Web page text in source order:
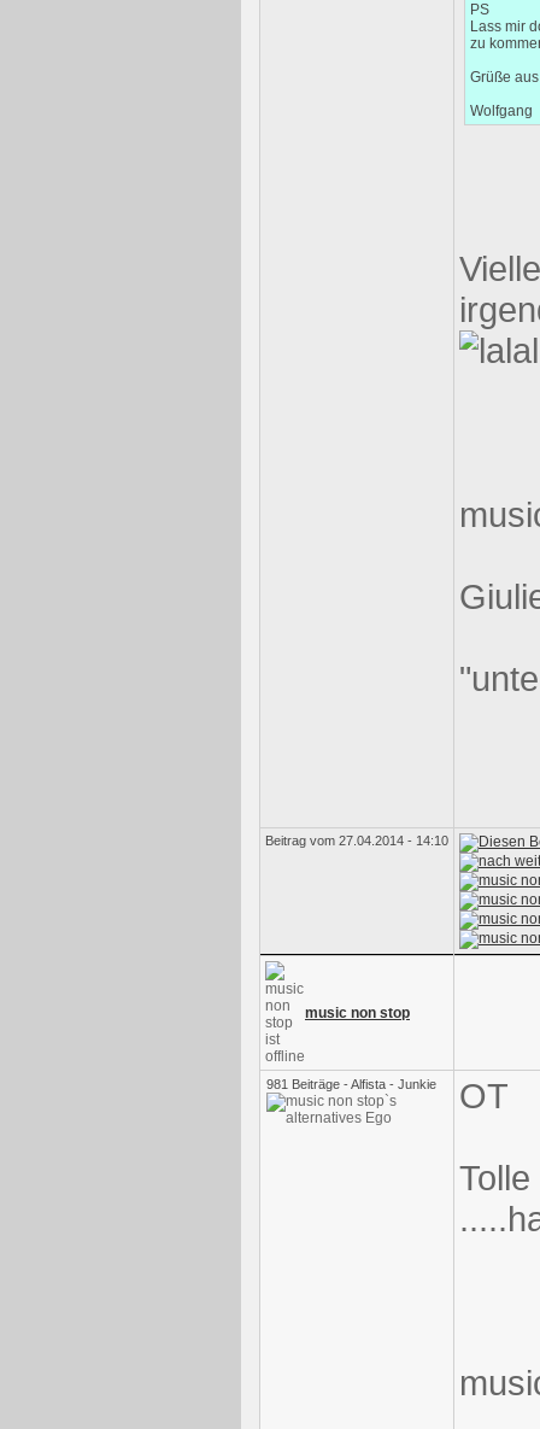
PS
Lass mir
zu
Grüße
Wolfgang
Beitrag vom 27.04.2014 - 14:10
music non stop
981 Beiträge - Alfista - Junkie OT